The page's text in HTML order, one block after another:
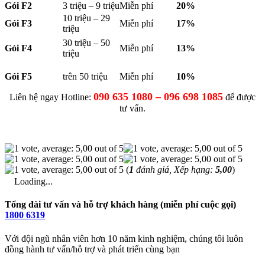
Gói F2
3 triệu – 9 triệuMiễn phí
20%
Gói F3
10 triệu – 29
triệu
Miễn phí 17%
Gói F4
30 triệu – 50
triệu
Miễn phí 13%
Gói F5 trên 50 triệu Miễn phí 10%
Liên hệ ngay Hotline: 090 635 1080 – 096 698 1085 để được
tư vấn.
(1 đánh giá, Xếp hạng: 5,00)
Loading...
Tổng đài tư vấn và hỗ trợ khách hàng (miễn phí cuộc gọi)
1800 6319
Với đội ngũ nhân viên hơn 10 năm kinh nghiệm, chúng tôi luôn
đồng hành tư vấn/hỗ trợ và phát triển cùng bạn